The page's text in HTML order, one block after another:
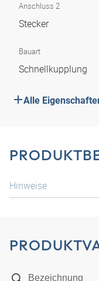
Anschluss 2
Stecker
Bauart
Schnellkupplung
Alle
Hinweise